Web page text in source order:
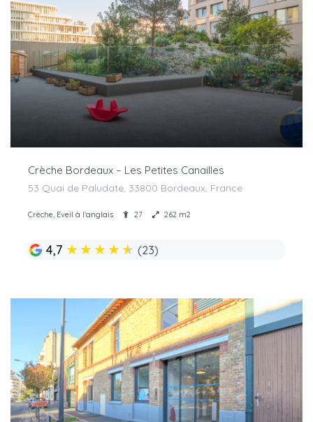
Crèche Bordeaux – Les Petites Canailles
53 Quai de Paludate, 33800 Bordeaux, France
Crèche, Eveil à l'anglais 27 262 m2
4,7 ★★★★★ (23)